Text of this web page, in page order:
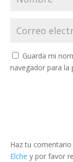
Guarda mi
navegador para la
Haz tu
Elche y por favor